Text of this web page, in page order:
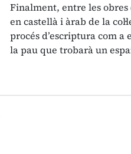
Finalment, entre les obres
en castellà i àrab de la
procés d’escriptura com a
la pau que trobarà un